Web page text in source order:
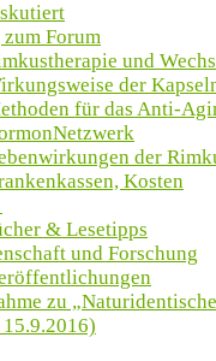
Forum
und
der
für das Anti-
der
Kosten
& Lesetipps
und Forschung
zu